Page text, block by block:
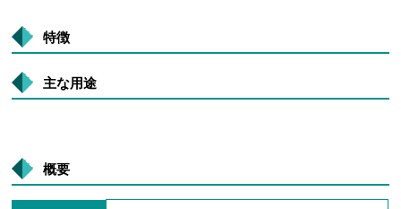
特徴
主な用途
概要